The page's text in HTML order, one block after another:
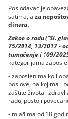
Poslodavac je
satima, aza
dinara.
Zakon o radu ("Sl.
75/2014, 13/2017 -
tumačenje i 109/
kategorijama
- zaposlenima koji
poslove, na kojima i
zaštite života i
radu, postoji
- mlađima od 18